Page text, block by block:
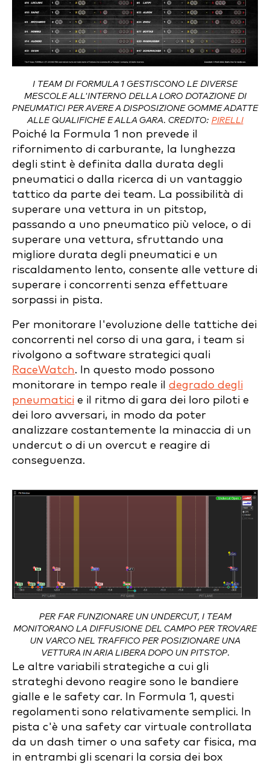
I TEAM DI FORMULA 1 GESTISCONO LE DIVERSE
MESCOLE ALL'INTERNO DELLA LORO DOTAZIONE DI
PNEUMATICI PER AVERE A DISPOSIZIONE GOMME ADATTE
ALLE QUALIFICHE E ALLA GARA. CREDITO: PIRELLI
Poiché la Formula 1 non prevede il
rifornimento di carburante, la lunghezza
degli stint è definita dalla durata degli
pneumatici o dalla ricerca di un vantaggio
tattico da parte dei team. La possibilità di
superare una vettura in un pitstop,
passando a uno pneumatico più veloce, o di
superare una vettura, sfruttando una
migliore durata degli pneumatici e un
riscaldamento lento, consente alle vetture di
superare i concorrenti senza effettuare
sorpassi in pista.
Per monitorare l'evoluzione delle tattiche dei
concorrenti nel corso di una gara, i team si
rivolgono a software strategici quali
RaceWatch. In questo modo possono
monitorare in tempo reale il degrado degli
pneumatici e il ritmo di gara dei loro piloti e
dei loro avversari, in modo da poter
analizzare costantemente la minaccia di un
undercut o di un overcut e reagire di
conseguenza.
PER FAR FUNZIONARE UN UNDERCUT, I TEAM
MONITORANO LA DIFFUSIONE DEL CAMPO PER TROVARE
UN VARCO NEL TRAFFICO PER POSIZIONARE UNA
VETTURA IN ARIA LIBERA DOPO UN PITSTOP.
Le altre variabili strategiche a cui gli
strateghi devono reagire sono le bandiere
gialle e le safety car. In Formula 1, questi
regolamenti sono relativamente semplici. In
pista c'è una safety car virtuale controllata
da un dash timer o una safety car fisica, ma
in entrambi gli scenari la corsia dei box